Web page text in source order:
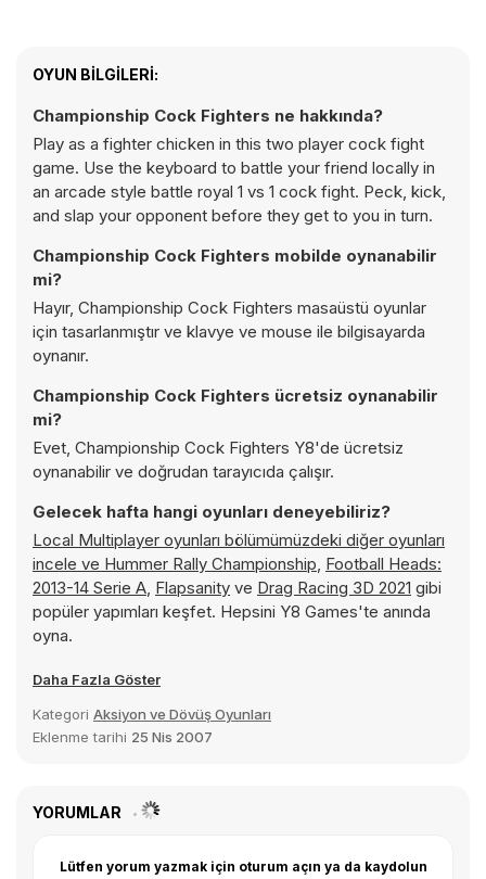
OYUN BILGILERI:
Championship Cock Fighters ne hakkında?
Play as a fighter chicken in this two player cock fight
game. Use the keyboard to battle your friend locally in
an arcade style battle royal 1 vs 1 cock fight. Peck, kick,
and slap your opponent before they get to you in turn.
Championship Cock Fighters mobilde oynanabilir
mi?
Hayır, Championship Cock Fighters masaüstü oyunlar
için tasarlanmıştır ve klavye ve mouse ile bilgisayarda
oynanır.
Championship Cock Fighters ücretsiz oynanabilir
mi?
Evet, Championship Cock Fighters Y8'de ücretsiz
oynanabilir ve doğrudan tarayıcıda çalışır.
Gelecek hafta hangi oyunları deneyebiliriz?
Local Multiplayer oyunları bölümümüzdeki diğer oyunları
incele ve Hummer Rally Championship, Football Heads:
2013-14 Serie A, Flapsanity ve Drag Racing 3D 2021 gibi
popüler yapımları keşfet. Hepsini Y8 Games'te anında
oyna.
Daha Fazla Göster
Kategori Aksiyon ve Dövüş Oyunları
Eklenme tarihi 25 Nis 2007
YORUMLAR
Lütfen yorum yazmak için oturum açın ya da kaydolun